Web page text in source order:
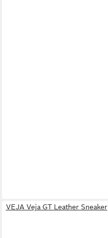
VEJA Veja GT Leather Sneaker